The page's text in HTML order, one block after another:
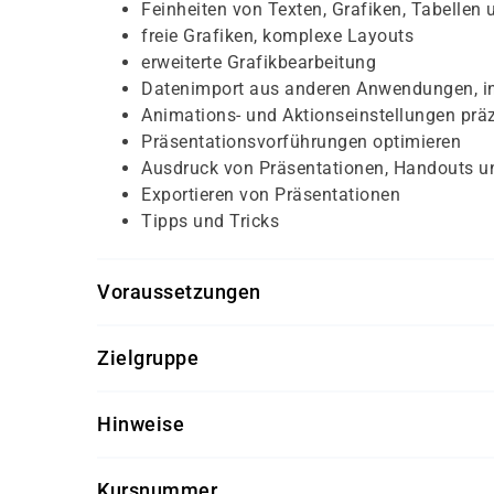
Feinheiten von Texten, Grafiken, Tabellen
freie Grafiken, komplexe Layouts
erweiterte Grafikbearbeitung
Datenimport aus anderen Anwendungen,
Animations- und Aktionseinstellungen
Präsentationsvorführungen optimieren
Ausdruck von Präsentationen, Handouts
Exportieren von Präsentationen
Tipps und Tricks
Voraussetzungen
MS PowerPoint Grundkenntnisse
Zielgruppe
einzusetzen und dieses effektiv zu nutzen
Hinweise
Software-Version nach Kundenwunsch